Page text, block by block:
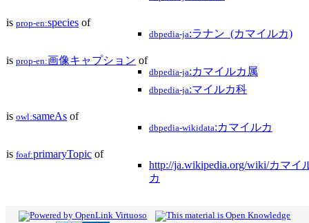
is prop-en:species of
dbpedia-ja:ラナン_(カマイルカ)
is prop-en:画像キャプション of
dbpedia-ja:カマイルカ属
dbpedia-ja:マイルカ科
is owl:sameAs of
dbpedia-wikidata:カマイルカ
is foaf:primaryTopic of
http://ja.wikipedia.org/wiki/カマイ
カ